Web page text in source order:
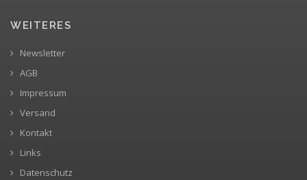
WEITERES
Newsletter
AGB
Impressum
Versand
Kontakt
Links
Datenschutz